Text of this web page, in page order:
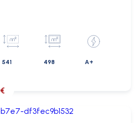
541 498 A+
€